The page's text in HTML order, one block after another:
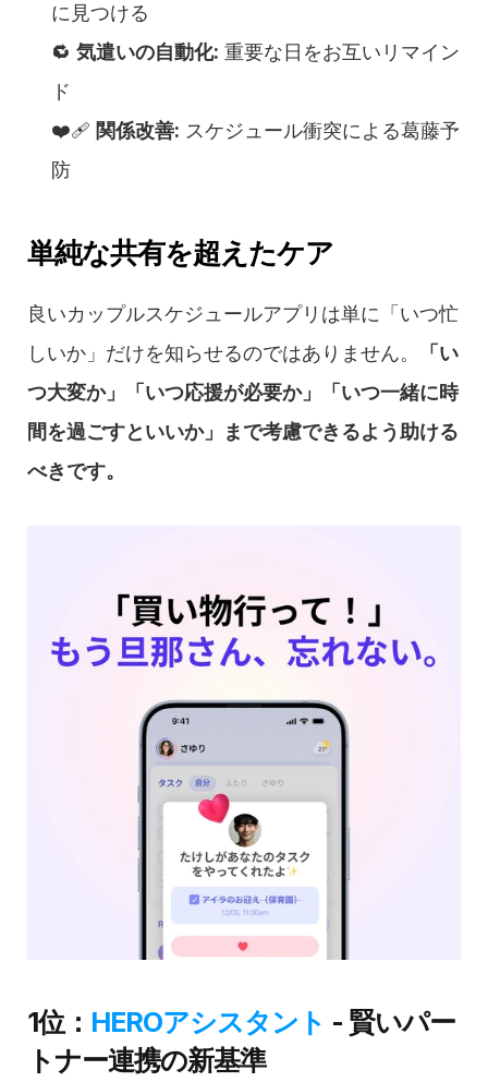
に見つける
🔁 気遣いの自動化: 重要な日をお互いリマイン
ド
❤️‍🩹 関係改善: スケジュール衝突による葛藤予
防
単純な共有を超えたケア
良いカップルスケジュールアプリは単に「いつ忙
しいか」だけを知らせるのではありません。
「い
つ大変か」「いつ応援が必要か」「いつ一緒に時
間を過ごすといいか」まで考慮できるよう助ける
べきです。
1位： HEROアシスタント - 賢いパー
トナー連携の新基準